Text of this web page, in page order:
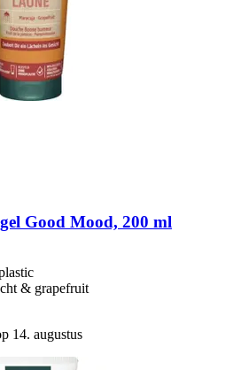
Good Mood, 200 ml
& grapefruit
14. augustus